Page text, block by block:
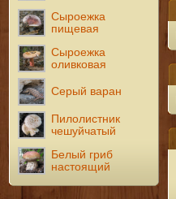
Сыроежка
пищевая
Сыроежка
оливковая
Серый варан
Пилолистник
чешуйчатый
Белый гриб
настоящий